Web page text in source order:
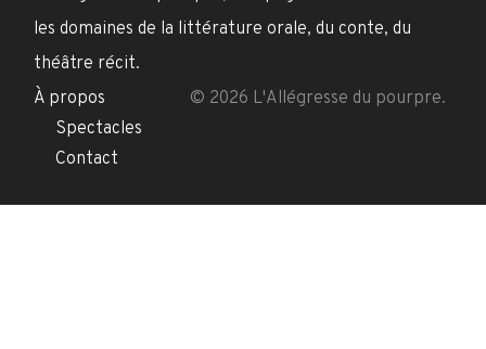
les domaines de la littérature orale, du conte, du
théâtre récit.
À propos
Spectacles
Contact
© 2026 L'Allégresse du pourpre.